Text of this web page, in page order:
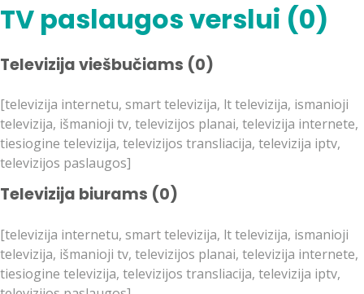
TV paslaugos verslui (0)
Televizija viešbučiams (0)
[televizija internetu, smart televizija, lt televizija, ismanioji
televizija, išmanioji tv, televizijos planai, televizija internete,
tiesiogine televizija, televizijos transliacija, televizija iptv,
televizijos paslaugos]
Televizija biurams (0)
[televizija internetu, smart televizija, lt televizija, ismanioji
televizija, išmanioji tv, televizijos planai, televizija internete,
tiesiogine televizija, televizijos transliacija, televizija iptv,